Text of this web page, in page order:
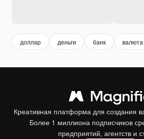
доллар деньги банк валюта
Креативная платформа для создания
Более 1 миллиона подписчиков
предприятий, агентств и